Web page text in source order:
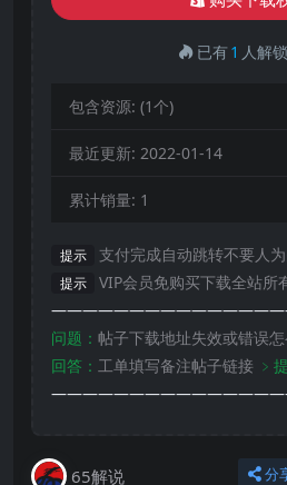
已有1 人解
包含资源: (1个)
最近更新: 2022-01-14
累计销量: 1
提示 支付完成自动跳转不要人
提示
VIP会员免购买下载全站所
问题： 帖子下载地址失效或错误怎
回答： 工单填写备注帖子链接 ﹥
65解说 分